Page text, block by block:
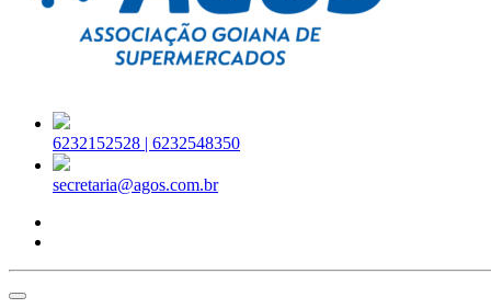
6232152528 | 6232548350
secretaria@agos.com.br